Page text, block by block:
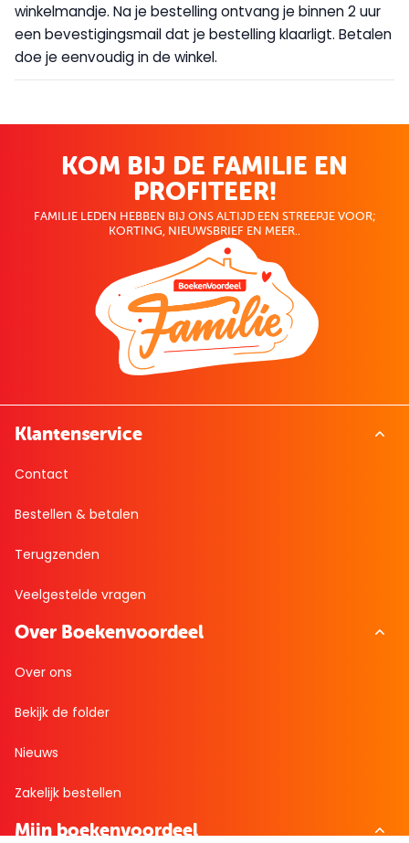
winkelmandje. Na je bestelling ontvang je binnen 2 uur
een bevestigingsmail dat je bestelling klaarligt. Betalen
doe je eenvoudig in de winkel.
KOM BIJ DE FAMILIE EN
PROFITEER!
FAMILIE LEDEN HEBBEN BIJ ONS ALTIJD EEN STREEPJE VOOR;
KORTING, NIEUWSBRIEF EN MEER..
Klantenservice
Contact
Bestellen & betalen
Terugzenden
Veelgestelde vragen
Over Boekenvoordeel
Over ons
Bekijk de folder
Nieuws
Zakelijk bestellen
Mijn boekenvoordeel